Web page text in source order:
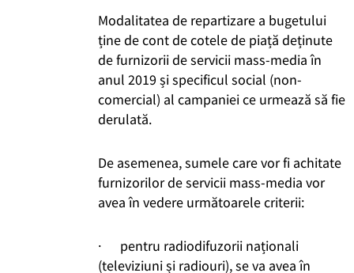
Modalitatea de repartizare a bugetului
ține de cont de cotele de piață deținute
de furnizorii de servicii mass-media în
anul 2019 și specificul social (non-
comercial) al campaniei ce urmează să fie
derulată.
De asemenea, sumele care vor fi achitate
furnizorilor de servicii mass-media vor
avea în vedere următoarele criterii:
· pentru radiodifuzorii naționali
(televiziuni și radiouri), se va avea în